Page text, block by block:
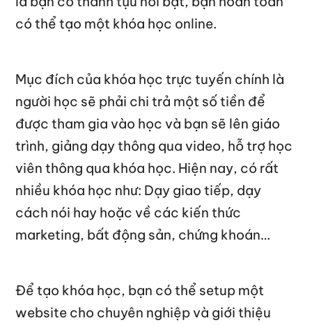
có thể tạo một khóa học online.
Mục đích của khóa học trực tuyến chính là
người học sẽ phải chi trả một số tiền để
được tham gia vào học và bạn sẽ lên giáo
trình, giảng dạy thông qua video, hỗ trợ học
viên thông qua khóa học. Hiện nay, có rất
nhiều khóa học như: Dạy giao tiếp, dạy
cách nói hay hoặc về các kiến thức
marketing, bất động sản, chứng khoán…
Để tạo khóa học, bạn có thể setup một
website cho chuyên nghiệp và giới thiệu